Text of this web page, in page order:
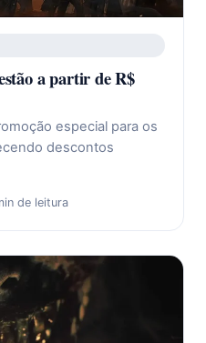
a partir de R$
especial para os
descontos
de leitura